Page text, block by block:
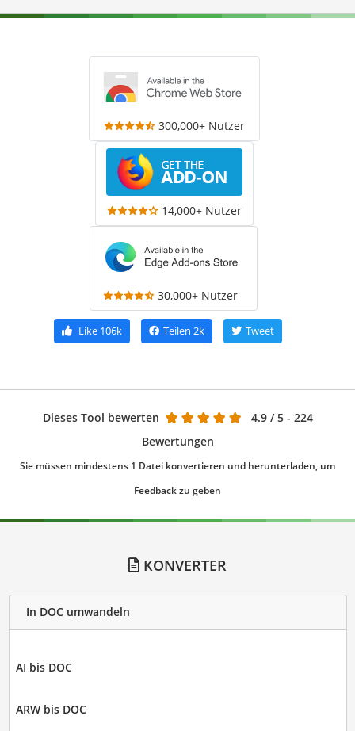
300,000+ Nutzer
14,000+ Nutzer
30,000+ Nutzer
Like 106k Teilen 2k Tweet
Dieses Tool bewerten 4.9 / 5 - 224
Bewertungen
Sie müssen mindestens 1 Datei konvertieren und herunterladen, um
Feedback zu geben
KONVERTER
In DOC umwandeln
AI bis DOC
ARW bis DOC